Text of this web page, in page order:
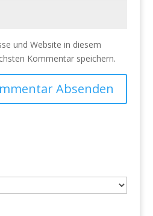
und Website in diesem
Kommentar speichern.